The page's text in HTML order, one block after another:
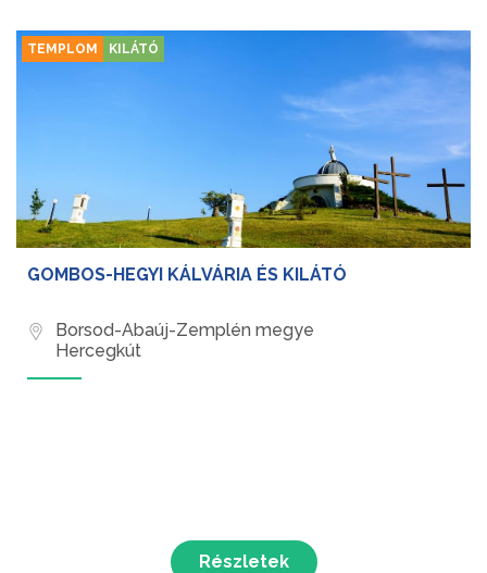
TEMPLOM KILÁTÓ
GOMBOS-HEGYI KÁLVÁRIA ÉS KILÁTÓ
Borsod-Abaúj-Zemplén megye
Hercegkút
Részletek